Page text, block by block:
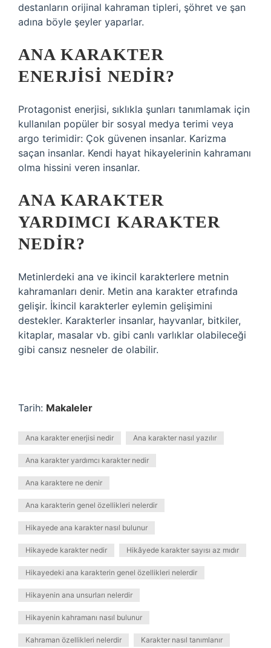
destanların orijinal kahraman tipleri, şöhret ve şan
adına böyle şeyler yaparlar.
ANA KARAKTER
ENERJISI NEDIR?
Protagonist enerjisi, sıklıkla şunları tanımlamak için
kullanılan popüler bir sosyal medya terimi veya
argo terimidir: Çok güvenen insanlar. Karizma
saçan insanlar. Kendi hayat hikayelerinin kahramanı
olma hissini veren insanlar.
ANA KARAKTER
YARDIMCI KARAKTER
NEDIR?
Metinlerdeki ana ve ikincil karakterlere metnin
kahramanları denir. Metin ana karakter etrafında
gelişir. İkincil karakterler eylemin gelişimini
destekler. Karakterler insanlar, hayvanlar, bitkiler,
kitaplar, masalar vb. gibi canlı varlıklar olabileceği
gibi cansız nesneler de olabilir.
Tarih: Makaleler
Ana karakter enerjisi nedir Ana karakter nasıl yazılır
Ana karakter yardımcı karakter nedir
Ana karaktere ne denir
Ana karakterin genel özellikleri nelerdir
Hikayede ana karakter nasıl bulunur
Hikayede karakter nedir Hikâyede karakter sayısı az mıdır
Hikayedeki ana karakterin genel özellikleri nelerdir
Hikayenin ana unsurları nelerdir
Hikayenin kahramanı nasıl bulunur
Kahraman özellikleri nelerdir Karakter nasıl tanımlanır